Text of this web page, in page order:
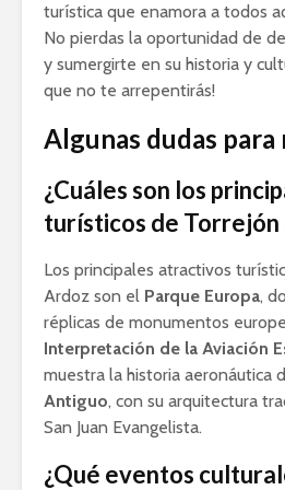
turística que enamora a todos
No pierdas la oportunidad de
y sumergirte en su historia y
que no te arrepentirás!
Algunas dudas para
¿Cuáles son los
turísticos de Torrejón
Los principales atractivos
Ardoz son el Parque Europa,
réplicas de monumentos
Interpretación de la Aviación
muestra la historia aeronáutica
Antiguo, con su arquitectura
San Juan Evangelista.
¿Qué eventos